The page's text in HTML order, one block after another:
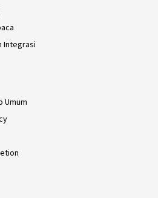
Integrasi
Umum